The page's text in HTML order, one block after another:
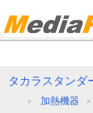
タカラスタンダ
加熱機器